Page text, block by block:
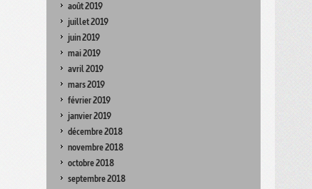
août 2019
juillet 2019
juin 2019
mai 2019
avril 2019
mars 2019
février 2019
janvier 2019
décembre 2018
novembre 2018
octobre 2018
septembre 2018